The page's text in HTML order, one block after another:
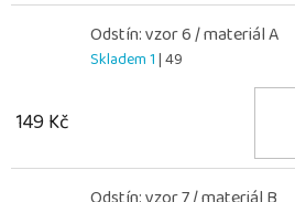
Odstín: vzor 6 / materiál A
Skladem 1| 49
149 Kč